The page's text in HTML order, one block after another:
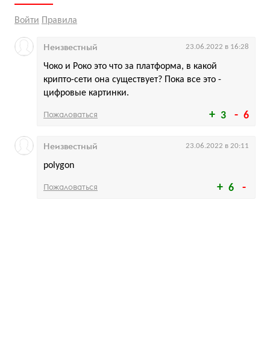
Войти Правила
3 6
Чоко и Роко это что за платформа, в какой
крипто-сети она существует? Пока все это -
цифровые картинки.
Неизвестный 23.06.2022 в 16:28
Пожаловаться
6
polygon
Неизвестный 23.06.2022 в 20:11
Пожаловаться